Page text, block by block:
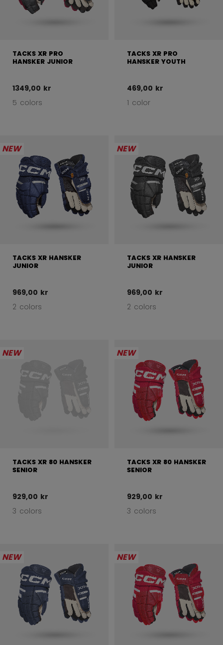
TACKS XR PRO
HANSKER JUNIOR
1349,00 kr
5 colors
TACKS XR PRO
HANSKER YOUTH
469,00 kr
1 color
NEW
TACKS XR HANSKER
JUNIOR
969,00 kr
2 colors
NEW
TACKS XR HANSKER
JUNIOR
969,00 kr
2 colors
NEW
TACKS XR 80 HANSKER
SENIOR
929,00 kr
3 colors
NEW
TACKS XR 80 HANSKER
SENIOR
929,00 kr
3 colors
NEW NEW